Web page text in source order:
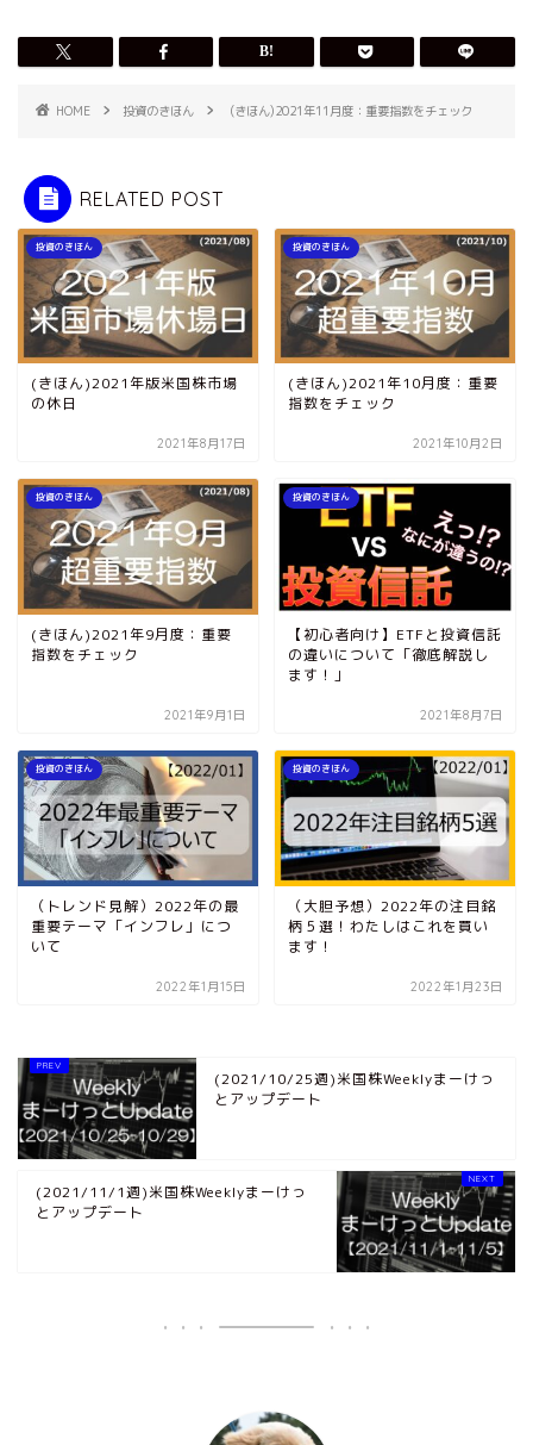
HOME 投資のきほん (きほん)2021年11月度：重要指数をチェック
RELATED POST
投資のきほん
(きほん)2021年版米国株市場
の休日
2021年8月17日
投資のきほん
(きほん)2021年10月度：重要
指数をチェック
2021年10月2日
投資のきほん
(きほん)2021年9月度：重要
指数をチェック
2021年9月1日
投資のきほん
【初心者向け】ETFと投資信託
の違いについて「徹底解説し
ます！」
2021年8月7日
投資のきほん
（トレンド見解）2022年の最
重要テーマ「インフレ」につ
いて
2022年1月15日
投資のきほん
（大胆予想）2022年の注目銘
柄５選！わたしはこれを買い
ます！
2022年1月23日
(2021/10/25週)米国株Weeklyまーけっ
とアップデート
(2021/11/1週)米国株Weeklyまーけっ
とアップデート